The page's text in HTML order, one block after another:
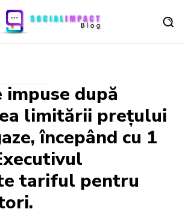
impuse după
limitării prețului
începând cu 1
tariful pentru